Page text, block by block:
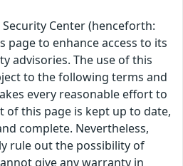
Center (henceforth:
page to enhance access to its
advisories. The use of this
to the following terms and
every reasonable effort to
of this page is kept up to date,
complete. Nevertheless,
rule out the possibility of
give any warranty in